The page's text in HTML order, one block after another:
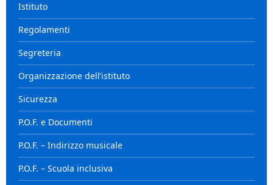
Istituto
Regolamenti
Segreteria
Organizzazione dell’istituto
Sicurezza
P.O.F. e Documenti
P.O.F. – Indirizzo musicale
P.O.F. – Scuola inclusiva